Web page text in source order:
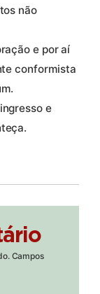
não
e por aí
conformista
e
Campos